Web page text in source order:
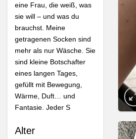
eine Frau, die weiß, was
sie will – und was du
brauchst. Meine
getragenen Socken sind
mehr als nur Wäsche. Sie
sind kleine Botschafter
eines langen Tages,
gefüllt mit Bewegung,
Wärme, Duft… und
Fantasie. Jeder S
Alter